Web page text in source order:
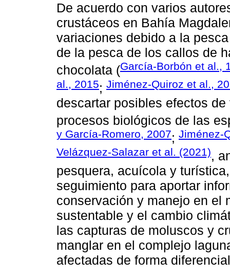
De acuerdo con varios
crustáceos en Bahía
variaciones debido a la
de la pesca de los callos de
chocolata (García-Borbón et al.,
al., 2015; Jiménez-Quiroz et al.,
descartar posibles efectos
procesos biológicos de las
y García-Romero, 2007; Jiménez-
Velázquez-Salazar et al. (2021),
pesquera, acuícola y
seguimiento para aportar
conservación y manejo en el
sustentable y el cambio
las capturas de moluscos y
manglar en el complejo
afectadas de forma